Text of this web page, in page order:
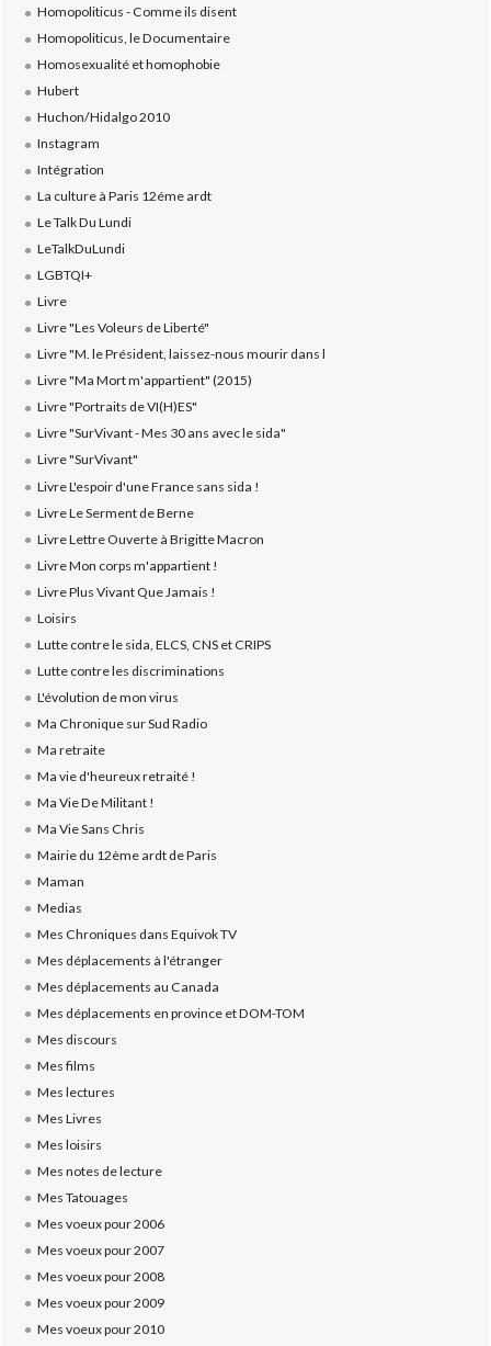
Homopoliticus - Comme ils disent
Homopoliticus, le Documentaire
Homosexualité et homophobie
Hubert
Huchon/Hidalgo 2010
Instagram
Intégration
La culture à Paris 12éme ardt
Le Talk Du Lundi
LeTalkDuLundi
LGBTQI+
Livre
Livre "Les Voleurs de Liberté"
Livre "M. le Président, laissez-nous mourir dans l
Livre "Ma Mort m'appartient" (2015)
Livre "Portraits de VI(H)ES"
Livre "SurVivant - Mes 30 ans avec le sida"
Livre "SurVivant"
Livre L'espoir d'une France sans sida !
Livre Le Serment de Berne
Livre Lettre Ouverte à Brigitte Macron
Livre Mon corps m'appartient !
Livre Plus Vivant Que Jamais !
Loisirs
Lutte contre le sida, ELCS, CNS et CRIPS
Lutte contre les discriminations
L'évolution de mon virus
Ma Chronique sur Sud Radio
Ma retraite
Ma vie d'heureux retraité !
Ma Vie De Militant !
Ma Vie Sans Chris
Mairie du 12ème ardt de Paris
Maman
Medias
Mes Chroniques dans Equivok TV
Mes déplacements à l'étranger
Mes déplacements au Canada
Mes déplacements en province et DOM-TOM
Mes discours
Mes films
Mes lectures
Mes Livres
Mes loisirs
Mes notes de lecture
Mes Tatouages
Mes voeux pour 2006
Mes voeux pour 2007
Mes voeux pour 2008
Mes voeux pour 2009
Mes voeux pour 2010